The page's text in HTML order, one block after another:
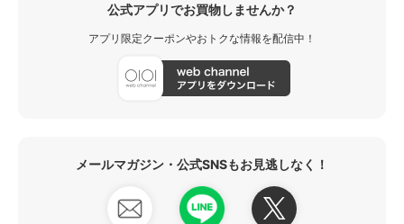
公式アプリでお買物しませんか？
アプリ限定クーポンやおトクな情報を配信中！
メールマガジン・公式SNSもお見逃しなく！